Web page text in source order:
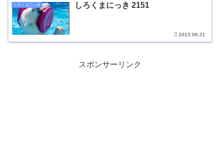
しろくまにっき しろくまにっき 2151
2015.06.21
スポンサーリンク